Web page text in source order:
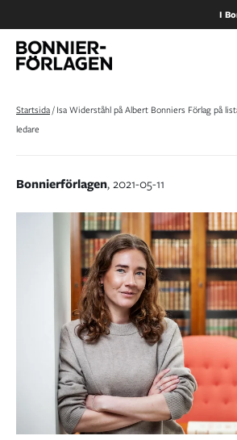
I
Startsida/Isa Widerståhl på Albert Bonniers Förlag på
ledare
Bonnierförlagen, 2021-05-11